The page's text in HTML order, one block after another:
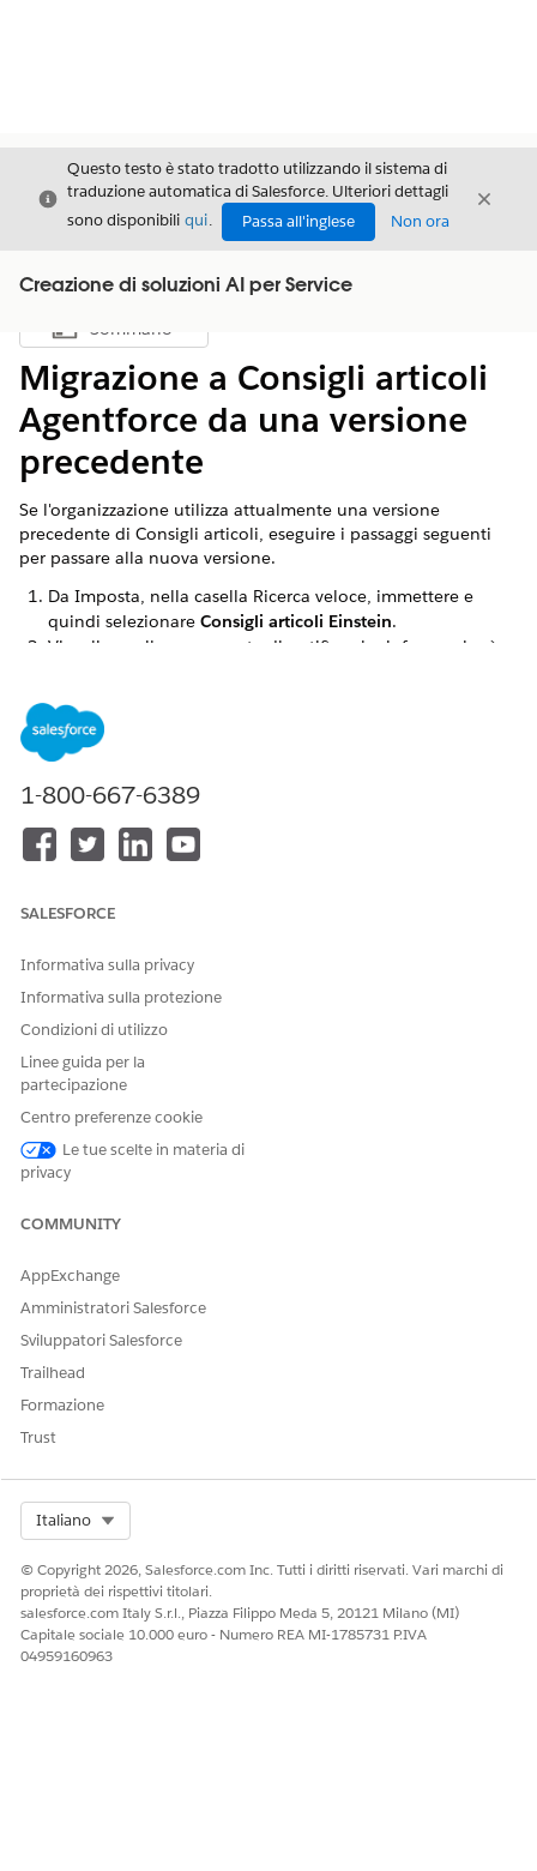
Chiudi
Questo testo è stato tradotto utilizzando il sistema di
traduzione automatica di Salesforce. Ulteriori dettagli
sono disponibili qui. Passa all'inglese Non ora
Chiudi
Creazione di soluzioni AI per Service
Mostra sommario
Sommario
Migrazione a Consigli articoli
Agentforce da una versione
precedente
Se l'organizzazione utilizza attualmente una versione
precedente di Consigli articoli, eseguire i passaggi seguenti
per passare alla nuova versione.
Da Imposta, nella casella Ricerca veloce, immettere e
quindi selezionare Consigli articoli Einstein.
Visualizzare il componente di notifica che informa che è
direttamente alla scheda in Imposta.
Nella scheda Consigli articoli per i casi (Data Cloud),
IMPORTANTE
Consigli articoli. La scheda Consigli articoli per i casi
accessibile dopo aver abilitato questo selettore.
Il radicamento nel contesto rende possibili i consigli sugli
articoli pertinenti indicizzando gli articoli Knowledge in Data
360. Dopo la migrazione dalla versione precedente di
Consigli articoli, iniziare a configurare Data 360
Facci sapere, così possiamo migliorare!
1-800-667-6389
SALESFORCE
Informativa sulla privacy
Informativa sulla protezione
Condizioni di utilizzo
Linee guida per la
partecipazione
Centro preferenze cookie
Le tue scelte in materia di
privacy
COMMUNITY
AppExchange
Amministratori Salesforce
Sviluppatori Salesforce
Trailhead
Formazione
Trust
Italiano
© Copyright 2026, Salesforce.com Inc. Tutti i diritti riservati. Vari marchi di
proprietà dei rispettivi titolari.
salesforce.com Italy S.r.l., Piazza Filippo Meda 5, 20121 Milano (MI)
Capitale sociale 10.000 euro - Numero REA MI-1785731 P.IVA
04959160963